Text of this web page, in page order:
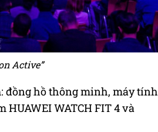
Active”
đồng hồ thông minh, máy tính
HUAWEI WATCH FIT 4 và